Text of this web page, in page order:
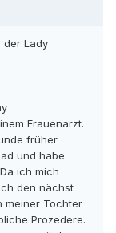
der Lady
Frauenarzt.
früher
und habe
ich mich
den nächst
meiner Tochter
Prozedere.